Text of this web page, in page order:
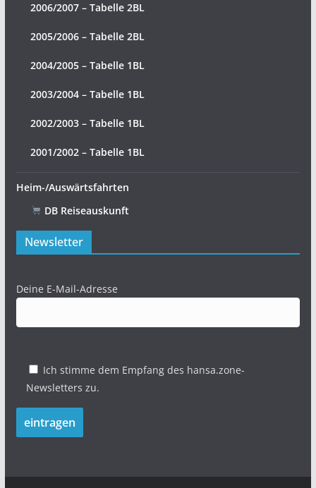
2006/2007 – Tabelle 2BL
2005/2006 – Tabelle 2BL
2004/2005 – Tabelle 1BL
2003/2004 – Tabelle 1BL
2002/2003 – Tabelle 1BL
2001/2002 – Tabelle 1BL
Heim-/Auswärtsfahrten
DB Reiseauskunft
Newsletter
Deine E-Mail-Adresse
Ich stimme dem Empfang des hansa.zone-
Newsletters zu.